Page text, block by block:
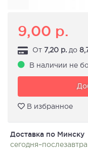
9,00 р.
От 7,20 р. до
В наличии не
В избранное
Доставка по Минску
сегодня–послезавтра